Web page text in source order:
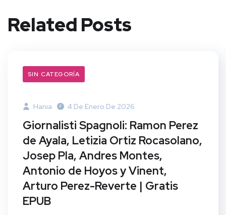
Related Posts
SIN CATEGORÍA
Hania 4 De Enero De 2026
Giornalisti Spagnoli: Ramon Perez
de Ayala, Letizia Ortiz Rocasolano,
Josep Pla, Andres Montes,
Antonio de Hoyos y Vinent,
Arturo Perez-Reverte | Gratis
EPUB